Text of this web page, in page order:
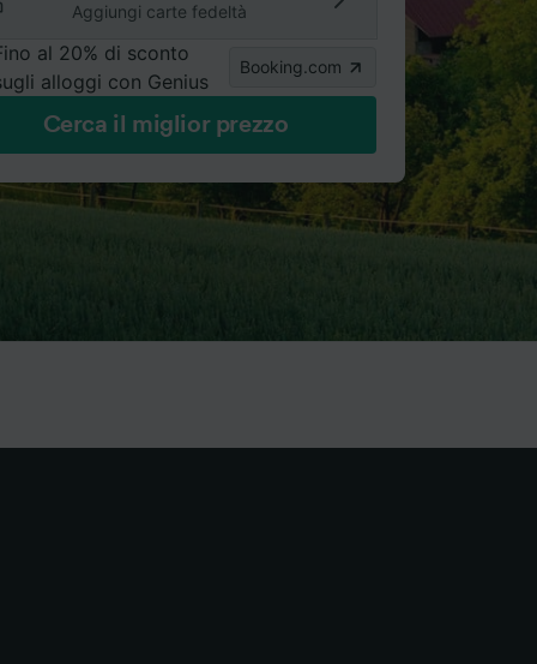
Aggiungi carte fedeltà
al 20% di sconto
alloggi con Genius
Booking.com
Cerca il miglior prezzo